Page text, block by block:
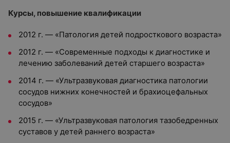
Курсы, повышение квалификации
2012 г. — «Патология детей подросткового возраста»
2012 г. — «Современные подходы к диагностике и
лечению заболеваний детей старшего возраста»
2014 г. — «Ультразвуковая диагностика патологии
сосудов нижних конечностей и брахиоцефальных
сосудов»
2015 г. — «Ультразвуковая патология тазобедренных
суставов у детей раннего возраста»